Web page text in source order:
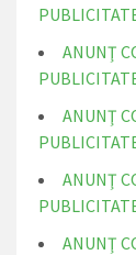
ANUNŢ
ANUNŢ
ANUNŢ
ANUNŢ